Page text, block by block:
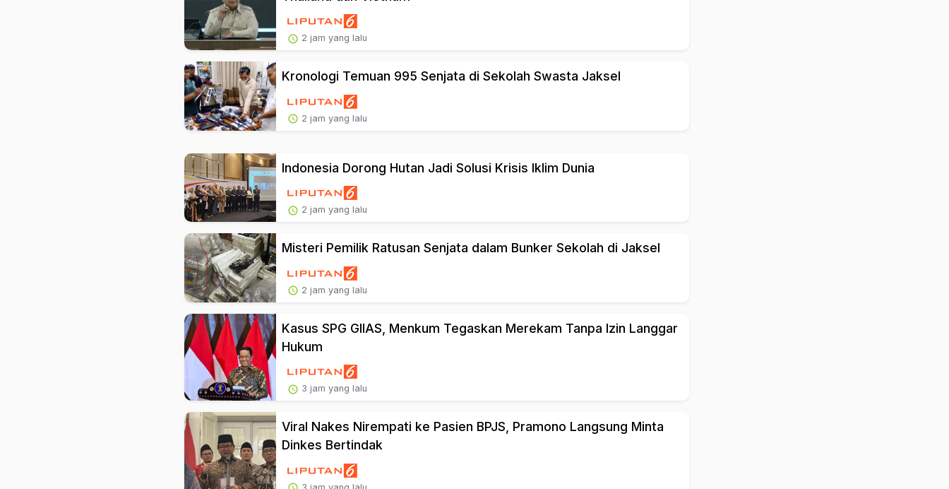
2 jam yang lalu
Kronologi Temuan 995 Senjata di Sekolah Swasta Jaksel
2 jam yang lalu
Indonesia Dorong Hutan Jadi Solusi Krisis Iklim Dunia
2 jam yang lalu
Misteri Pemilik Ratusan Senjata dalam Bunker Sekolah di Jaksel
2 jam yang lalu
Kasus SPG GIIAS, Menkum Tegaskan Merekam Tanpa Izin Langgar
Hukum
3 jam yang lalu
Viral Nakes Nirempati ke Pasien BPJS, Pramono Langsung Minta
Dinkes Bertindak